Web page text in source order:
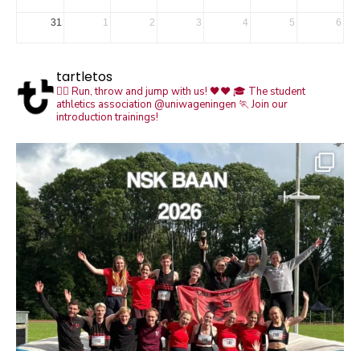
31 1 2 3 4 5 6
tartletos
🏃‍♀️ Run, throw and jump with us! 🖤❤️🎓 The student
athletics association @uniwageningen 🏃 Join our
introduction trainings!